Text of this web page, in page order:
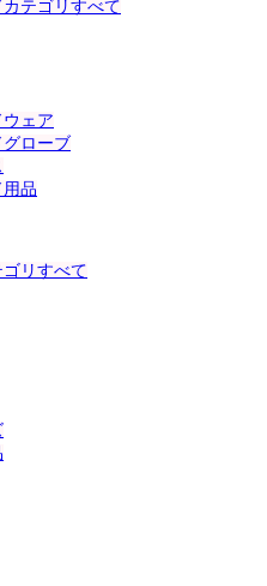
テゴリすべて
ェア
ローブ
品
リすべて